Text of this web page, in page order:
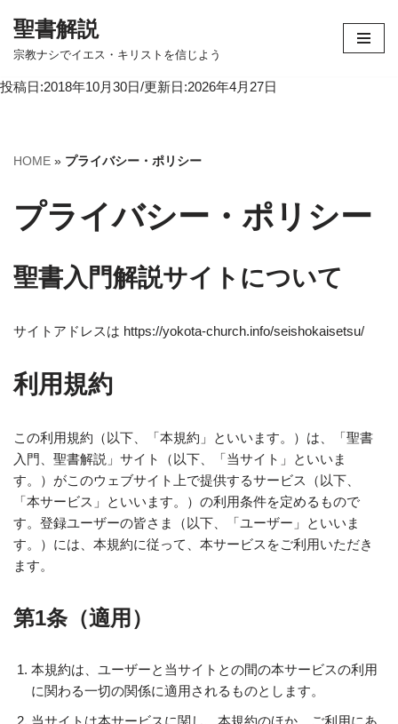
コ
テ
へ
聖書解説
宗教ナシでイエス・キリストを信じよう
投稿日:2018年10月30日/更新日:2026年4月27日
HOME » プライバシー・ポリシー
プライバシー・ポリシー
聖書入門解説サイトについて
サイトアドレスは https://yokota-church.info/seishokaisetsu/
利用規約
この利用規約（以下、「本規約」といいます。）は、「聖書
入門、聖書解説」サイト（以下、「当サイト」といいま
す。）がこのウェブサイト上で提供するサービス（以下、
「本サービス」といいます。）の利用条件を定めるもので
す。登録ユーザーの皆さま（以下、「ユーザー」といいま
す。）には、本規約に従って、本サービスをご利用いただき
ます。
第1条（適用）
本規約は、ユーザーと当サイトとの間の本サービスの利用
に関わる一切の関係に適用されるものとします。
当サイトは本サービスに関し、本規約のほか、ご利用にあ